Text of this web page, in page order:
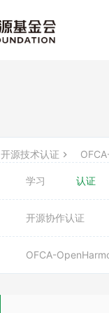
开源技术认证
学习 认证
开源协作认证
OFCA-